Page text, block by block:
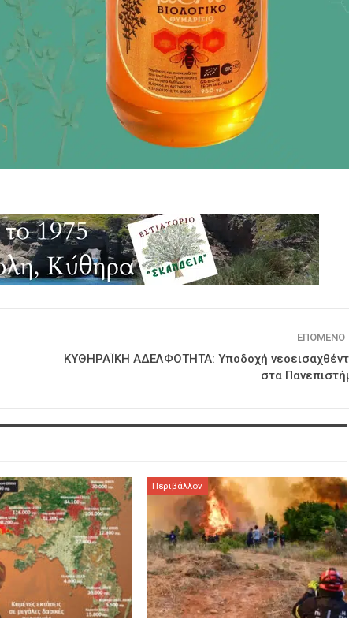
ΕΠΌΜΕΝΟ
ΚΥΘΗΡΑΪΚΗ ΑΔΕΛΦΟΤΗΤΑ: Υποδοχή
στα
Περιβάλλον